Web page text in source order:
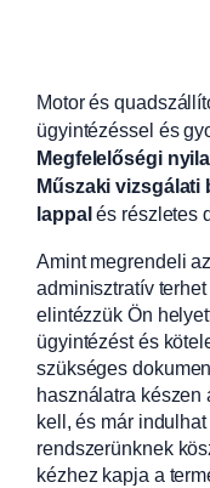
Motor és
ügyintézéssel és
Megfelelőségi
Műszaki vizsgálati
lappal és részletes
Amint megrendeli
adminisztratív
elintézzük Ön
ügyintézést és
szükséges
használatra készen
kell, és már
rendszerünknek
kézhez kapja a